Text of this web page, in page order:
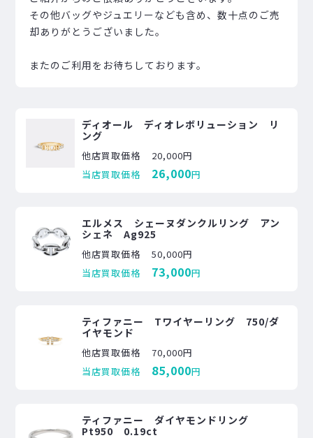
その他バッグやジュエリーなども含め、数十点のご売
却ありがとうございました。
またのご利用をお待ちしております。
ディオール ディオレボリューション リ
ング
他店買取価格
20,000円
当店買取価格
26,000円
エルメス シェーヌダンクルリング アン
シェネ Ag925
他店買取価格
50,000円
当店買取価格
73,000円
ティファニー Tワイヤーリング 750/ダ
イヤモンド
他店買取価格
70,000円
当店買取価格
85,000円
ティファニー ダイヤモンドリング
Pt950 0.19ct